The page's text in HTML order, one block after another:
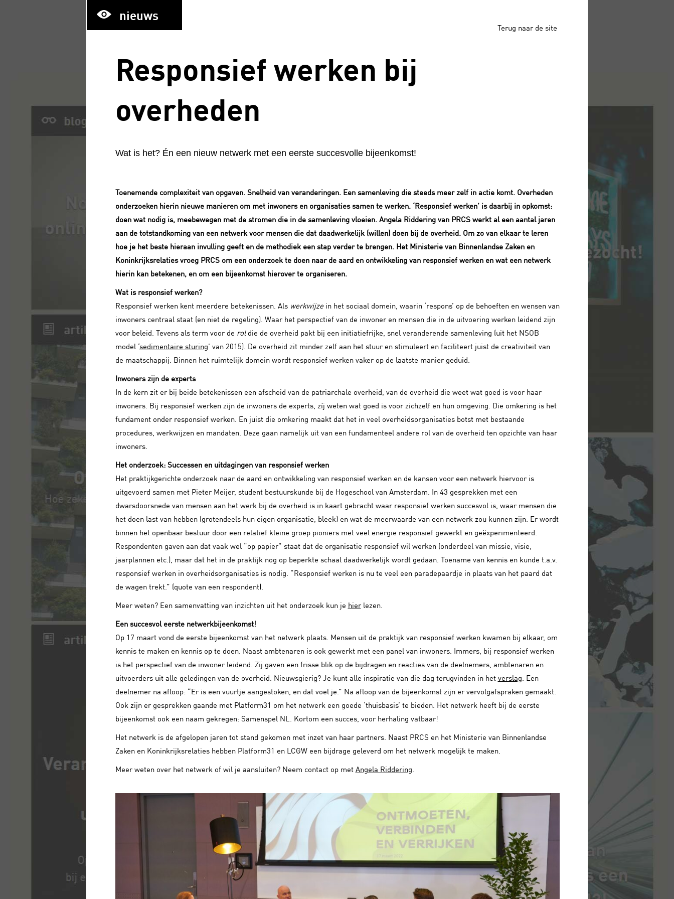
Terug naar de site
nieuws
Responsief werken bij
overheden
Wat is het? Én een nieuw netwerk met een eerste succesvolle bijeenkomst!
Toenemende complexiteit van opgaven. Snelheid van veranderingen. Een samenleving die steeds meer zelf in actie komt. Overheden
onderzoeken hierin nieuwe manieren om met inwoners en organisaties samen te werken. ‘Responsief werken’ is daarbij in opkomst:
doen wat nodig is, meebewegen met de stromen die in de samenleving vloeien. Angela Riddering van PRCS werkt al een aantal jaren
aan de totstandkoming van een netwerk voor mensen die dat daadwerkelijk (willen) doen bij de overheid. Om zo van elkaar te leren
hoe je het beste hieraan invulling geeft en de methodiek een stap verder te brengen. Het Ministerie van Binnenlandse Zaken en
Koninkrijksrelaties vroeg PRCS om een onderzoek te doen naar de aard en ontwikkeling van responsief werken en wat een netwerk
hierin kan betekenen, en om een bijeenkomst hierover te organiseren.
Wat is responsief werken?
Responsief werken kent meerdere betekenissen. Als werkwijze in het sociaal domein, waarin ‘respons’ op de behoeften en wensen van
inwoners centraal staat (en niet de regeling). Waar het perspectief van de inwoner en mensen die in de uitvoering werken leidend zijn
voor beleid. Tevens als term voor de roldie de overheid pakt bij een initiatiefrijke, snel veranderende samenleving (uit het NSOB
model ‘sedimentaire sturing’ van 2015). De overheid zit minder zelf aan het stuur en stimuleert en faciliteert juist de creativiteit van
de maatschappij. Binnen het ruimtelijk domein wordt responsief werken vaker op de laatste manier geduid.
Inwoners zijn de experts
In de kern zit er bij beide betekenissen een afscheid van de patriarchale overheid, van de overheid die weet wat goed is voor haar
inwoners. Bij responsief werken zijn de inwoners de experts, zíj weten wat goed is voor zichzelf en hun omgeving. Die omkering is het
fundament onder responsief werken. En juist die omkering maakt dat het in veel overheidsorganisaties botst met bestaande
procedures, werkwijzen en mandaten. Deze gaan namelijk uit van een fundamenteel andere rol van de overheid ten opzichte van haar
inwoners.
Het onderzoek: Successen en uitdagingen van responsief werken
Het praktijkgerichte onderzoek naar de aard en ontwikkeling van responsief werken en de kansen voor een netwerk hiervoor is
uitgevoerd samen met Pieter Meijer, student bestuurskunde bij de Hogeschool van Amsterdam. In 43 gesprekken met een
dwarsdoorsnede van mensen aan het werk bij de overheid is in kaart gebracht waar responsief werken succesvol is, waar mensen die
het doen last van hebben (grotendeels hun eigen organisatie, bleek) en wat de meerwaarde van een netwerk zou kunnen zijn. Er wordt
binnen het openbaar bestuur door een relatief kleine groep pioniers met veel energie responsief gewerkt en geëxperimenteerd.
Respondenten gaven aan dat vaak wel “op papier” staat dat de organisatie responsief wil werken (onderdeel van missie, visie,
jaarplannen etc.), maar dat het in de praktijk nog op beperkte schaal daadwerkelijk wordt gedaan. Toename van kennis en kunde t.a.v.
responsief werken in overheidsorganisaties is nodig. “Responsief werken is nu te veel een paradepaardje in plaats van het paard dat
de wagen trekt.” (quote van een respondent).
Meer weten? Een samenvatting van inzichten uit het onderzoek kun je hierlezen.
Een succesvol eerste netwerkbijeenkomst!
Op 17 maart vond de eerste bijeenkomst van het netwerk plaats. Mensen uit de praktijk van responsief werken kwamen bij elkaar, om
kennis te maken en kennis op te doen. Naast ambtenaren is ook gewerkt met een panel van inwoners. Immers, bij responsief werken
is het perspectief van de inwoner leidend. Zij gaven een frisse blik op de bijdragen en reacties van de deelnemers, ambtenaren en
uitvoerders uit alle geledingen van de overheid. Nieuwsgierig? Je kunt alle inspiratie van die dag terugvinden in hetverslag. Een
deelnemer na afloop: “Er is een vuurtje aangestoken, en dat voel je.” Na afloop van de bijeenkomst zijn er vervolgafspraken gemaakt.
Ook zijn er gesprekken gaande met Platform31 om het netwerk een goede ‘thuisbasis’ te bieden. Het netwerk heeft bij de eerste
bijeenkomst ook een naam gekregen: Samenspel NL. Kortom een succes, voor herhaling vatbaar!
Het netwerk is de afgelopen jaren tot stand gekomen met inzet van haar partners. Naast PRCS en het Ministerie van Binnenlandse
Zaken en Koninkrijksrelaties hebben Platform31 en LCGW een bijdrage geleverd om het netwerk mogelijk te maken.
Meer weten over het netwerk of wil je aansluiten? Neem contact op metAngela Riddering.